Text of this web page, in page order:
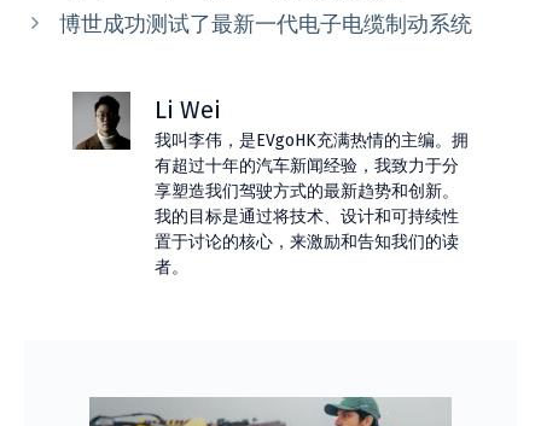
博世成功测试了最新一代电子电缆制动系统
Li Wei
我叫李伟，是EVgoHK充满热情的主编。拥
有超过十年的汽车新闻经验，我致力于分
享塑造我们驾驶方式的最新趋势和创新。
我的目标是通过将技术、设计和可持续性
置于讨论的核心，来激励和告知我们的读
者。